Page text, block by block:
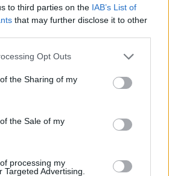
to third parties on the IAB’s List of
that may further disclose it to other
Opt Outs
the Sharing of my
the Sale of my
processing my
Targeted Advertising.
for Italy| Esim for Spain|Esim